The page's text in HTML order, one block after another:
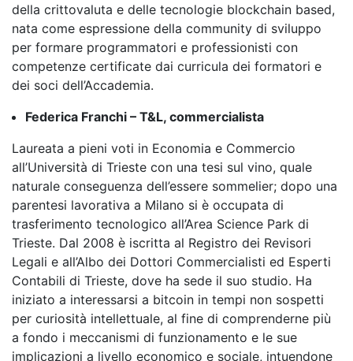
della crittovaluta e delle tecnologie blockchain based,
nata come espressione della community di sviluppo
per formare programmatori e professionisti con
competenze certificate dai curricula dei formatori e
dei soci dell’Accademia.
Federica Franchi – T&L, commercialista
Laureata a pieni voti in Economia e Commercio
all’Università di Trieste con una tesi sul vino, quale
naturale conseguenza dell’essere sommelier; dopo una
parentesi lavorativa a Milano si è occupata di
trasferimento tecnologico all’Area Science Park di
Trieste. Dal 2008 è iscritta al Registro dei Revisori
Legali e all’Albo dei Dottori Commercialisti ed Esperti
Contabili di Trieste, dove ha sede il suo studio. Ha
iniziato a interessarsi a bitcoin in tempi non sospetti
per curiosità intellettuale, al fine di comprenderne più
a fondo i meccanismi di funzionamento e le sue
implicazioni a livello economico e sociale, intuendone